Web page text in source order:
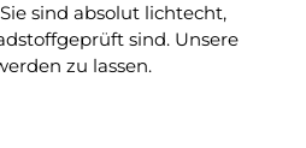
sind absolut lichtecht,
sind. Unsere
zu lassen.